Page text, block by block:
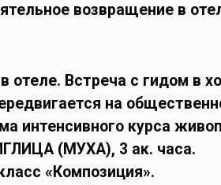
возвращение в
отеле. Встреча с гидом в
на
интенсивного курса
(МУХА), 3 ак. часа.
«Композиция».